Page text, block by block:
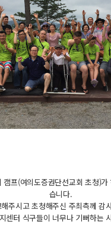
캠프(여의도증권단선교회 초청)
습니다.
주시고 초청해주신 주최측께 감
센터 식구들이 너무나 기뻐하는